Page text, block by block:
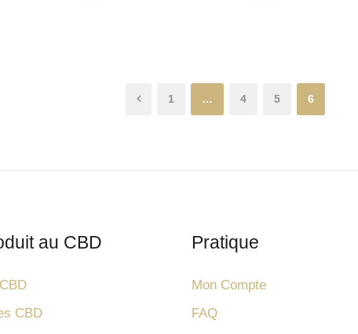
1 … 4 5 6
au CBD
CBD
Pratique
Mon Compte
FAQ